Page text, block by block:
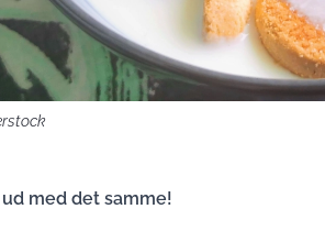
med det samme!